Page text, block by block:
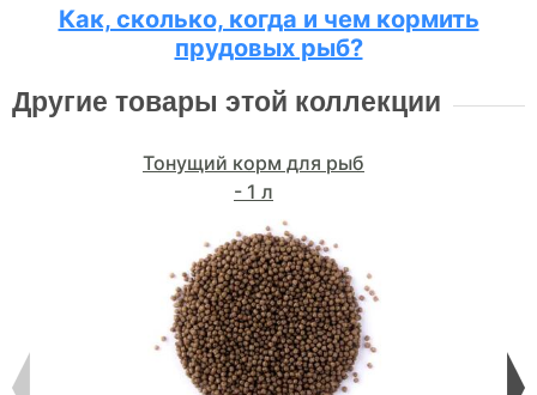
Как, сколько, когда и чем кормить
прудовых рыб?
Другие товары этой коллекции
Тонущий корм для рыб
- 1 л